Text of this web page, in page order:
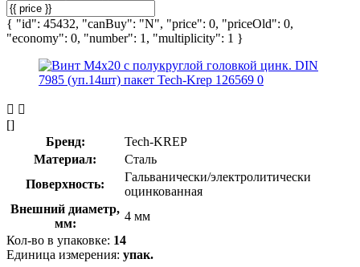
{ "id": 45432, "canBuy": "N", "price": 0, "priceOld": 0,
"economy": 0, "number": 1, "multiplicity": 1 }
[]
Бренд:
Tech-KREP
Материал:
Сталь
Поверхность:
Гальванически/электролитически
оцинкованная
Внешний диаметр,
мм:
4 мм
Кол-во в упаковке: 14
Единица измерения: упак.